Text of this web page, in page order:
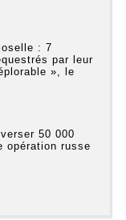
: 7
par leur
», le
50 000
opération russe